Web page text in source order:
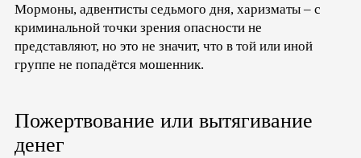
Мормоны, адвентисты седьмого дня, харизматы – с
криминальной точки зрения опасности не
представляют, но это не значит, что в той или иной
группе не попадётся мошенник.
Пожертвование или вытягивание
денег